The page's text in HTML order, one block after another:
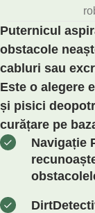
Puternicul
obstacole
cabluri sau
Este o alegere
și pisici
curățare pe
Navigație